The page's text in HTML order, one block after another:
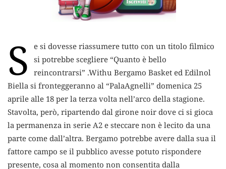
S
e si dovesse riassumere tutto con un titolo filmico
si potrebbe scegliere “Quanto è bello
reincontrarsi” .Withu Bergamo Basket ed Edilnol
Biella si fronteggeranno al “PalaAgnelli” domenica 25
aprile alle 18 per la terza volta nell’arco della stagione.
Stavolta, però, ripartendo dal girone noir dove ci si gioca
la permanenza in serie A2 e steccare non è lecito da una
parte come dall’altra. Bergamo potrebbe avere dalla sua il
fattore campo se il pubblico avesse potuto rispondere
presente, cosa al momento non consentita dalla